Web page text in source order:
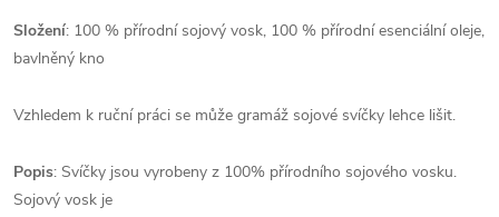
Složení: 100 % přírodní sojový vosk, 100 % přírodní esenciální oleje,
bavlněný kno
Vzhledem k ruční práci se může gramáž sojové svíčky lehce lišit.
Popis: Svíčky jsou vyrobeny z 100% přírodního sojového vosku.
Sojový vosk je